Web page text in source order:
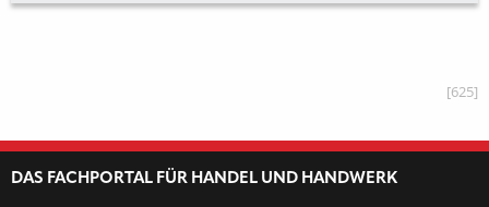
[625]
DAS FACHPORTAL FÜR HANDEL UND HANDWERK